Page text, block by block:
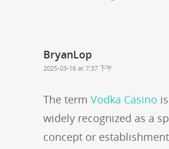
BryanLop
2025-03-16 at 7:37 下午
The term Vodka Casino
widely recognized as a
concept or